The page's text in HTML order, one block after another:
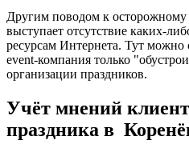
Другим поводом к
выступает отсутствие каких-
ресурсам Интернета. Тут
event-компания только
организации праздников.
Учёт мнений
праздника в